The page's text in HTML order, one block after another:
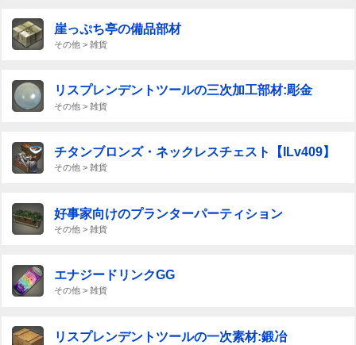
崖っぷち亭の備品部材
その他 > 雑貨
リスプレンデントツールの三次加工部材:彫金
その他 > 雑貨
チタンブロンズ・ネックレスチェスト【ILv409】
その他 > 雑貨
好事家向けのプランターパーティション
その他 > 雑貨
エナジードリンクGG
その他 > 雑貨
リスプレンデントツールの一次素材:鍛冶